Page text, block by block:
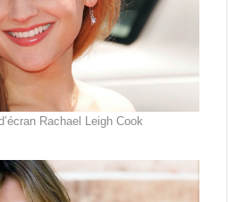
Rachael Leigh Cook